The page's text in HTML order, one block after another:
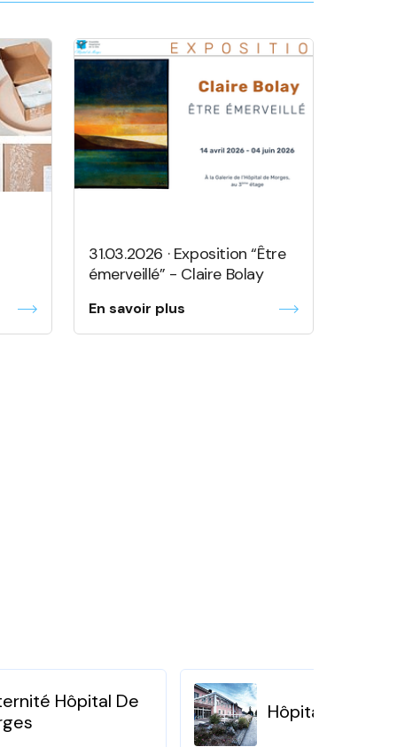
31.03.2026 · Exposition “Être
émerveillé” - Claire Bolay
En savoir plus
Hôpital De
Hôpital